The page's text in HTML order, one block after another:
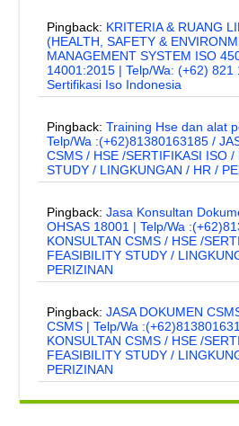
Pingback: KRITERIA & RUANG
(HEALTH, SAFETY &
MANAGEMENT SYSTEM ISO
14001:2015 | Telp/Wa: (+62) 821
Sertifikasi Iso Indonesia
Pingback:Training Hse dan alat
Telp/Wa :(+62)81380163185 /
CSMS / HSE /SERTIFIKASI ISO /
STUDY / LINGKUNGAN / HR /
Pingback:Jasa Konsultan
OHSAS 18001 | Telp/Wa
KONSULTAN CSMS / HSE /
FEASIBILITY STUDY /
PERIZINAN
Pingback:JASA DOKUMEN
CSMS | Telp/Wa
KONSULTAN CSMS / HSE /
FEASIBILITY STUDY /
PERIZINAN